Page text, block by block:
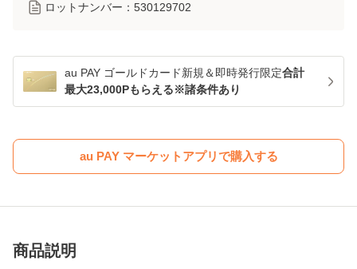
ロットナンバー： 530129702
au PAY ゴールドカード新規＆即時発行限定合計
最大23,000Pもらえる※諸条件あり
au PAY マーケットアプリで購入する
商品説明